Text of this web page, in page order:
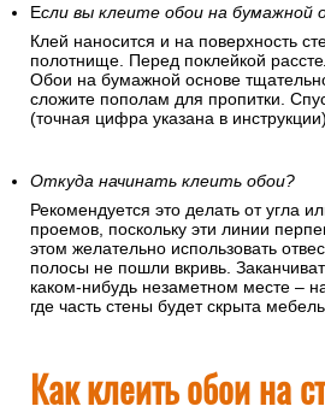
Если вы клеите обои на бумажной
Клей наносится и на поверхность
полотнище. Перед поклейкой
Обои на бумажной основе
сложите пополам для пропитки.
(точная цифра указана в
Откуда начинать клеить обои?
Рекомендуется это делать от угла
проемов, поскольку эти линии
этом желательно использовать
полосы не пошли вкривь.
каком-нибудь незаметном месте –
где часть стены будет скрыта
Как клеить обои на